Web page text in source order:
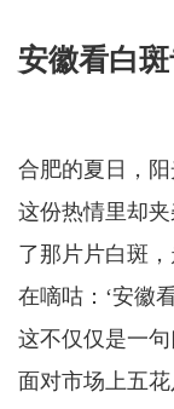
安徽看白
合肥的夏日，
这份热情里却
了那片片白斑
在嘀咕：‘安徽
这不仅仅是一
面对市场上五